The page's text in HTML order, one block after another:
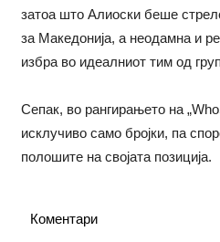
затоа што Алиоски беше
за Македонија, а неодамна и
избра во идеалниот тим од
Сепак, во рангирањето на
исклучиво само бројки, па
полошите на својата позиција.
Коментари